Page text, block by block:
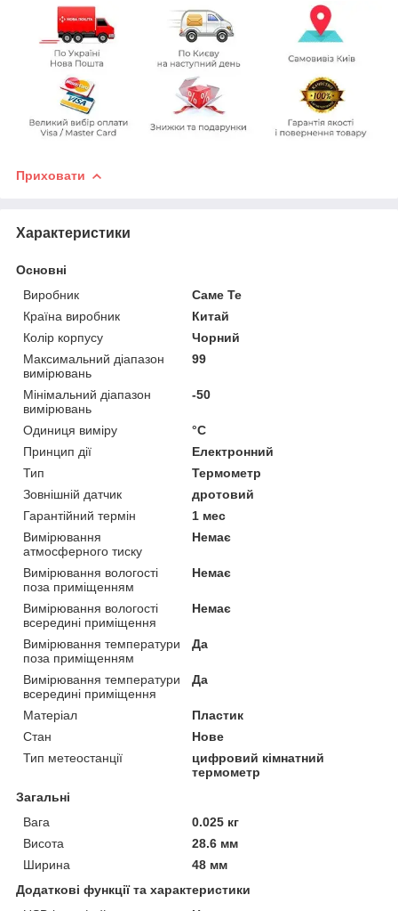
Приховати
Характеристики
Основні
Виробник
Саме Те
Країна виробник
Китай
Колір корпусу
Чорний
Максимальний діапазон
вимірювань
99
Мінімальний діапазон
вимірювань
-50
Одиниця виміру
°С
Принцип дії
Електронний
Тип
Термометр
Зовнішній датчик
дротовий
Гарантійний термін
1 мес
Вимірювання
атмосферного тиску
Немає
Вимірювання вологості
поза приміщенням
Немає
Вимірювання вологості
всередині приміщення
Немає
Вимірювання температури
поза приміщенням
Да
Вимірювання температури
всередині приміщення
Да
Матеріал
Пластик
Стан
Нове
Тип метеостанції
цифровий кімнатний
термометр
Загальні
Вага
0.025 кг
Висота
28.6 мм
Ширина
48 мм
Додаткові функції та характеристики